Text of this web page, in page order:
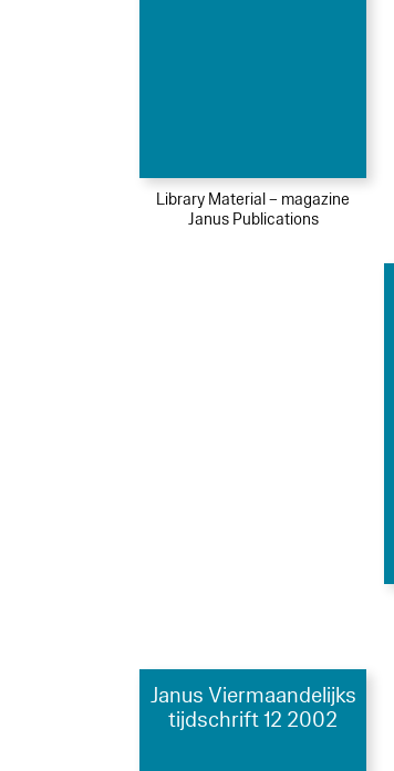
Library Material – magazine
Janus Publications
Janus Viermaandelijks
tijdschrift 12 2002